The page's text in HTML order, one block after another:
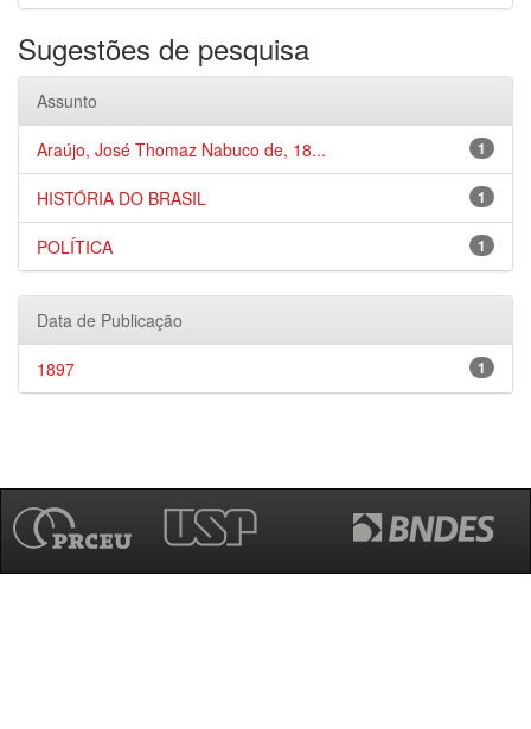
Sugestões de pesquisa
Assunto
1
Araújo, José Thomaz Nabuco de, 18...
1
HISTÓRIA DO BRASIL
1
POLÍTICA
Data de Publicação
1
1897